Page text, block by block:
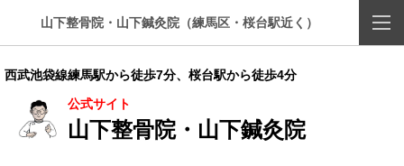
山下整骨院・山下鍼灸院（練馬区・桜台駅近く）
西武池袋線練馬駅から徒歩7分、桜台駅から徒歩4分
公式サイト
山下整骨院・山下鍼灸院